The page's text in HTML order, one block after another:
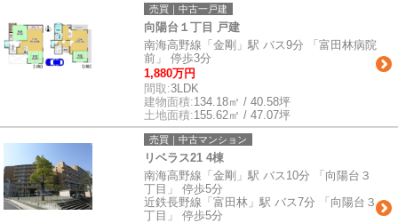
売買｜中古一戸建
向陽台１丁目 戸建
南海高野線「金剛」駅 バス9分 「富田林病院
前」 停歩3分
1,880万円
間取:3LDK
建物面積:134.18㎡ / 40.58坪
土地面積:155.62㎡ / 47.07坪
売買｜中古マンション
リベラス21 4棟
南海高野線「金剛」駅 バス10分 「向陽台３
丁目」 停歩5分
近鉄長野線「富田林」駅 バス7分 「向陽台３
丁目」 停歩5分